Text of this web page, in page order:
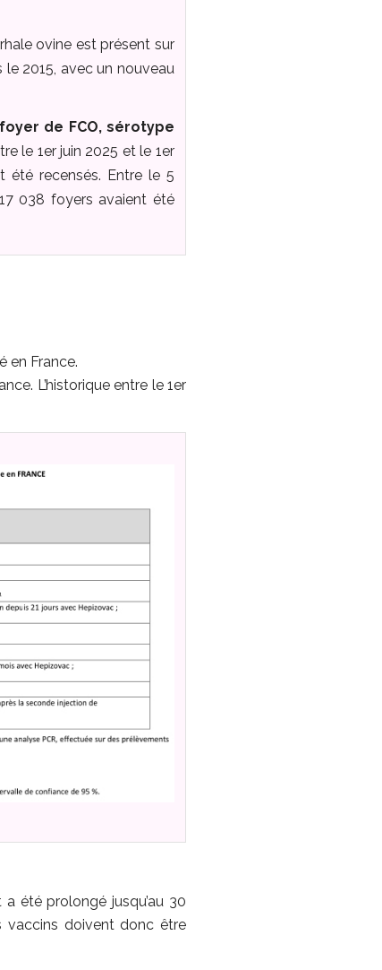
ovine est présent sur
2015, avec un nouveau
de FCO, sérotype
le 1er juin 2025 et le 1er
été recensés. Entre le 5
038 foyers avaient été
en France.
L’historique entre le 1er
été prolongé jusqu’au 30
vaccins doivent donc être